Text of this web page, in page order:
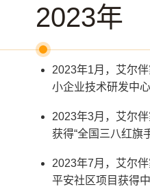
2023年
2023年1月，艾尔
小企业技术研发中
2023年3月，艾尔
获得“全国三八红旗
2023年7月，艾尔
平安社区项目获得